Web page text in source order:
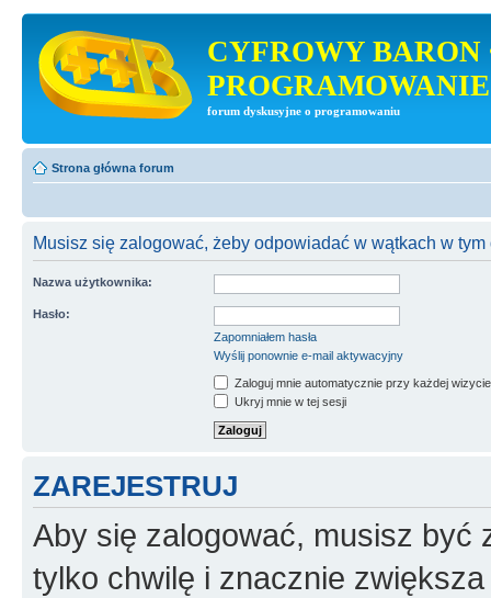
CYFROWY BARON
PROGRAMOWANIE
forum dyskusyjne o programowaniu
Strona główna forum
Musisz się zalogować, żeby odpowiadać w wątkach w tym
Nazwa użytkownika:
Hasło:
Zapomniałem hasła
Wyślij ponownie e-mail aktywacyjny
Zaloguj mnie automatycznie przy każdej wizycie
Ukryj mnie w tej sesji
ZAREJESTRUJ
Aby się zalogować, musisz być
tylko chwilę i znacznie